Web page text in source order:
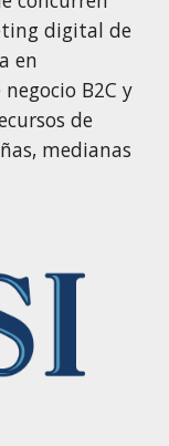
digital de
en
B2C y
de
medianas